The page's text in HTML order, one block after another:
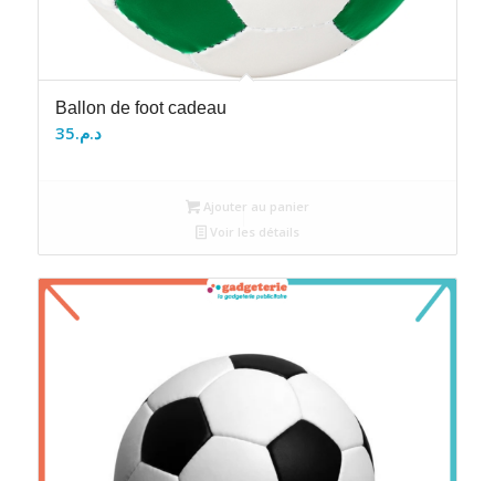
Ballon de foot cadeau
د.م.35
Ajouter au panier
Voir les détails